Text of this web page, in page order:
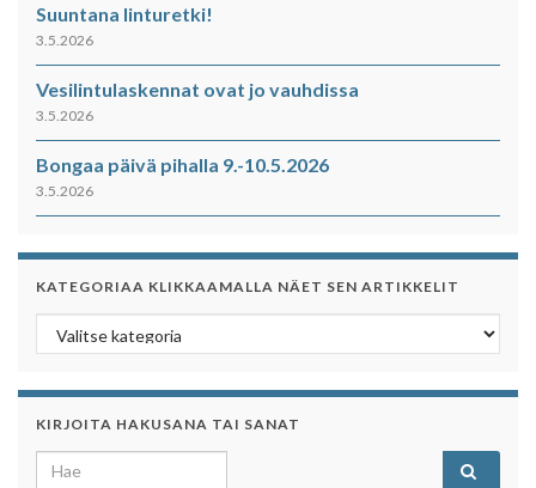
Suuntana linturetki!
3.5.2026
Vesilintulaskennat ovat jo vauhdissa
3.5.2026
Bongaa päivä pihalla 9.-10.5.2026
3.5.2026
KATEGORIAA KLIKKAAMALLA NÄET SEN ARTIKKELIT
Kategoriaa klikkaamalla näet sen artikkelit
KIRJOITA HAKUSANA TAI SANAT
Search for: